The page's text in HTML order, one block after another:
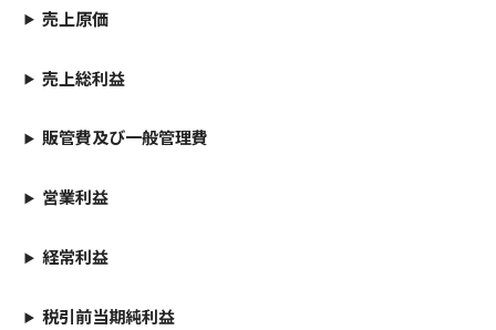
売上原価
売上総利益
販管費及び一般管理費
営業利益
経常利益
税引前当期純利益